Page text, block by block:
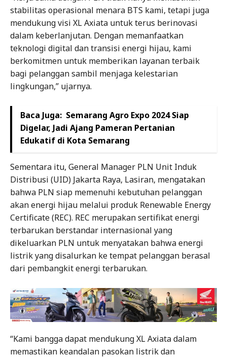
stabilitas operasional menara BTS kami, tetapi juga
mendukung visi XL Axiata untuk terus berinovasi
dalam keberlanjutan. Dengan memanfaatkan
teknologi digital dan transisi energi hijau, kami
berkomitmen untuk memberikan layanan terbaik
bagi pelanggan sambil menjaga kelestarian
lingkungan,” ujarnya.
Baca Juga: Semarang Agro Expo 2024 Siap
Digelar, Jadi Ajang Pameran Pertanian
Edukatif di Kota Semarang
Sementara itu, General Manager PLN Unit Induk
Distribusi (UID) Jakarta Raya, Lasiran, mengatakan
bahwa PLN siap memenuhi kebutuhan pelanggan
akan energi hijau melalui produk Renewable Energy
Certificate (REC). REC merupakan sertifikat energi
terbarukan berstandar internasional yang
dikeluarkan PLN untuk menyatakan bahwa energi
listrik yang disalurkan ke tempat pelanggan berasal
dari pembangkit energi terbarukan.
“Kami bangga dapat mendukung XL Axiata dalam
memastikan keandalan pasokan listrik dan